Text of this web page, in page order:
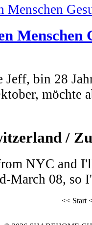
Menschen
Jeff, bin 28
möchte
/
NYC and
March 08, so
<< Start